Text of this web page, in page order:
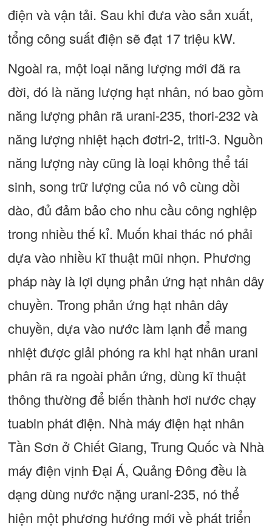
điện và vận tải. Sau khi đưa vào sản xuất,
tổng công suất điện sẽ đạt 17 triệu kW.
Ngoài ra, một loại năng lượng mới đã ra
đời, đó là năng lượng hạt nhân, nó bao gồm
năng lượng phân rã urani-235, thori-232 và
năng lượng nhiệt hạch đơtri-2, triti-3. Nguồn
năng lượng này cũng là loại không thể tái
sinh, song trữ lượng của nó vô cùng dồi
dào, đủ đảm bảo cho nhu cầu công nghiệp
trong nhiều thế kỉ. Muốn khai thác nó phải
dựa vào nhiều kĩ thuật mũi nhọn. Phương
pháp này là lợi dụng phản ứng hạt nhân dây
chuyền. Trong phản ứng hạt nhân dây
chuyền, dựa vào nước làm lạnh để mang
nhiệt được giải phóng ra khi hạt nhân urani
phân rã ra ngoài phản ứng, dùng kĩ thuật
thông thường để biến thành hơi nước chạy
tuabin phát điện. Nhà máy điện hạt nhân
Tần Sơn ở Chiết Giang, Trung Quốc và Nhà
máy điện vịnh Đại Á, Quảng Đông đều là
dạng dùng nước nặng urani-235, nó thể
hiện một phương hướng mới về phát triển